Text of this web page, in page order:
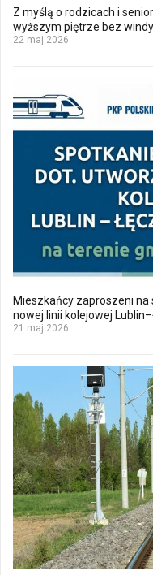
Z myślą o rodzicach i
wyższym piętrze bez
22 maj 2026
Mieszkańcy zaproszeni
nowej linii kolejowej
21 maj 2026